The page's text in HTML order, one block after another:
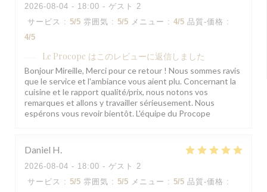
2026-08-04 - 18:00 - ゲスト 2
サービス : 5/5 雰囲気 : 5/5 メニュー : 4/5 品質-価格 :
4/5
Le Procope はこのレビューに返信しました
Bonjour Mireille, Merci pour ce retour ! Nous sommes ravis
que le service et l'ambiance vous aient plu. Concernant la
cuisine et le rapport qualité/prix, nous notons vos
remarques et allons y travailler sérieusement. Nous
espérons vous revoir bientôt. L'équipe du Procope
Daniel H
2026-08-04 - 18:00 - ゲスト 2
サービス : 5/5 雰囲気 : 5/5 メニュー : 5/5 品質-価格 :